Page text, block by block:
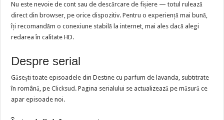
Nu este nevoie de cont sau de descărcare de fișiere — totul rulează
direct din browser, pe orice dispozitiv. Pentru o experiență mai bună,
îți recomandăm o conexiune stabilă la internet, mai ales dacă alegi
redarea în calitate HD.
Despre serial
Găsești toate episoadele din Destine cu parfum de lavanda, subtitrate
în română, peClicksud . Pagina serialului se actualizează pe măsură ce
apar episoade noi.